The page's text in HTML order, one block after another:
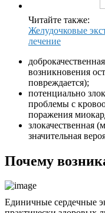
Читайте также:
Желудочковые
лечение
возникновения
повреждается);
потенциально
проблемы с
поражения
злокачественная
значительная
Почему
Единичные сердечные